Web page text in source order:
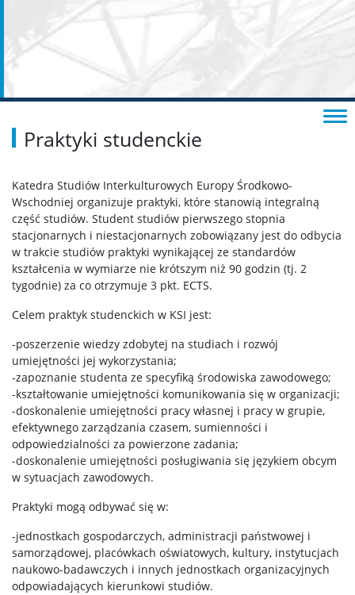
Program ,,Hej Sokoły!” 2021
Praktyki studenckie
Katedra Studiów Interkulturowych Europy Środkowo-
Wschodniej organizuje praktyki, które stanowią integralną
część studiów. Student studiów pierwszego stopnia
stacjonarnych i niestacjonarnych zobowiązany jest do odbycia
w trakcie studiów praktyki wynikającej ze standardów
kształcenia w wymiarze nie krótszym niż 90 godzin (tj. 2
tygodnie) za co otrzymuje 3 pkt. ECTS.
Celem praktyk studenckich w KSI jest:
-poszerzenie wiedzy zdobytej na studiach i rozwój
umiejętności jej wykorzystania;
-zapoznanie studenta ze specyfiką środowiska zawodowego;
-kształtowanie umiejętności komunikowania się w organizacji;
-doskonalenie umiejętności pracy własnej i pracy w grupie,
efektywnego zarządzania czasem, sumienności i
odpowiedzialności za powierzone zadania;
-doskonalenie umiejętności posługiwania się językiem obcym
w sytuacjach zawodowych.
Praktyki mogą odbywać się w:
-jednostkach gospodarczych, administracji państwowej i
samorządowej, placówkach oświatowych, kultury, instytucjach
naukowo-badawczych i innych jednostkach organizacyjnych
odpowiadających kierunkowi studiów.